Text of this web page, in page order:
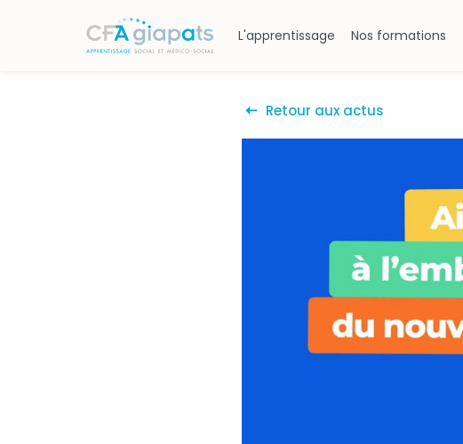
L'apprentissage Nos formations
Retour aux actus